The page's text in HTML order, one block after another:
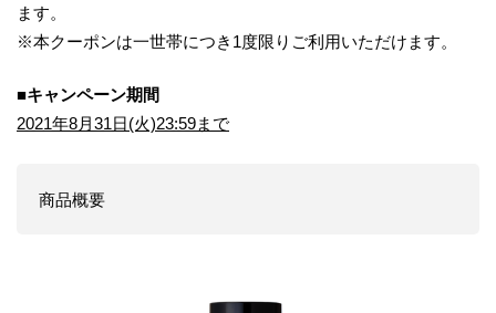
ます。
※本クーポンは一世帯につき1度限りご利用いただけます。
■キャンペーン期間
2021年8月31日(火)23:59まで
商品概要